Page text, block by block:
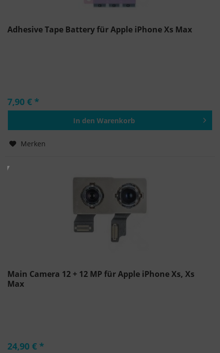
Adhesive Tape Battery für Apple iPhone Xs Max
7,90 € *
In den Warenkorb
Merken
Main Camera 12 + 12 MP für Apple iPhone Xs, Xs
Max
24,90 € *